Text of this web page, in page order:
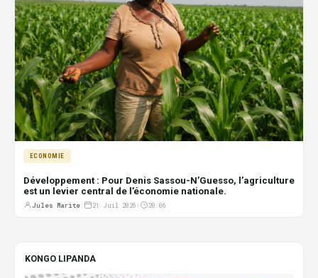
ECONOMIE
Développement : Pour Denis Sassou-N’Guesso, l’agriculture
est un levier central de l’économie nationale.
Jules Marite 21 Juil 2026 20:06
KONGO LIPANDA